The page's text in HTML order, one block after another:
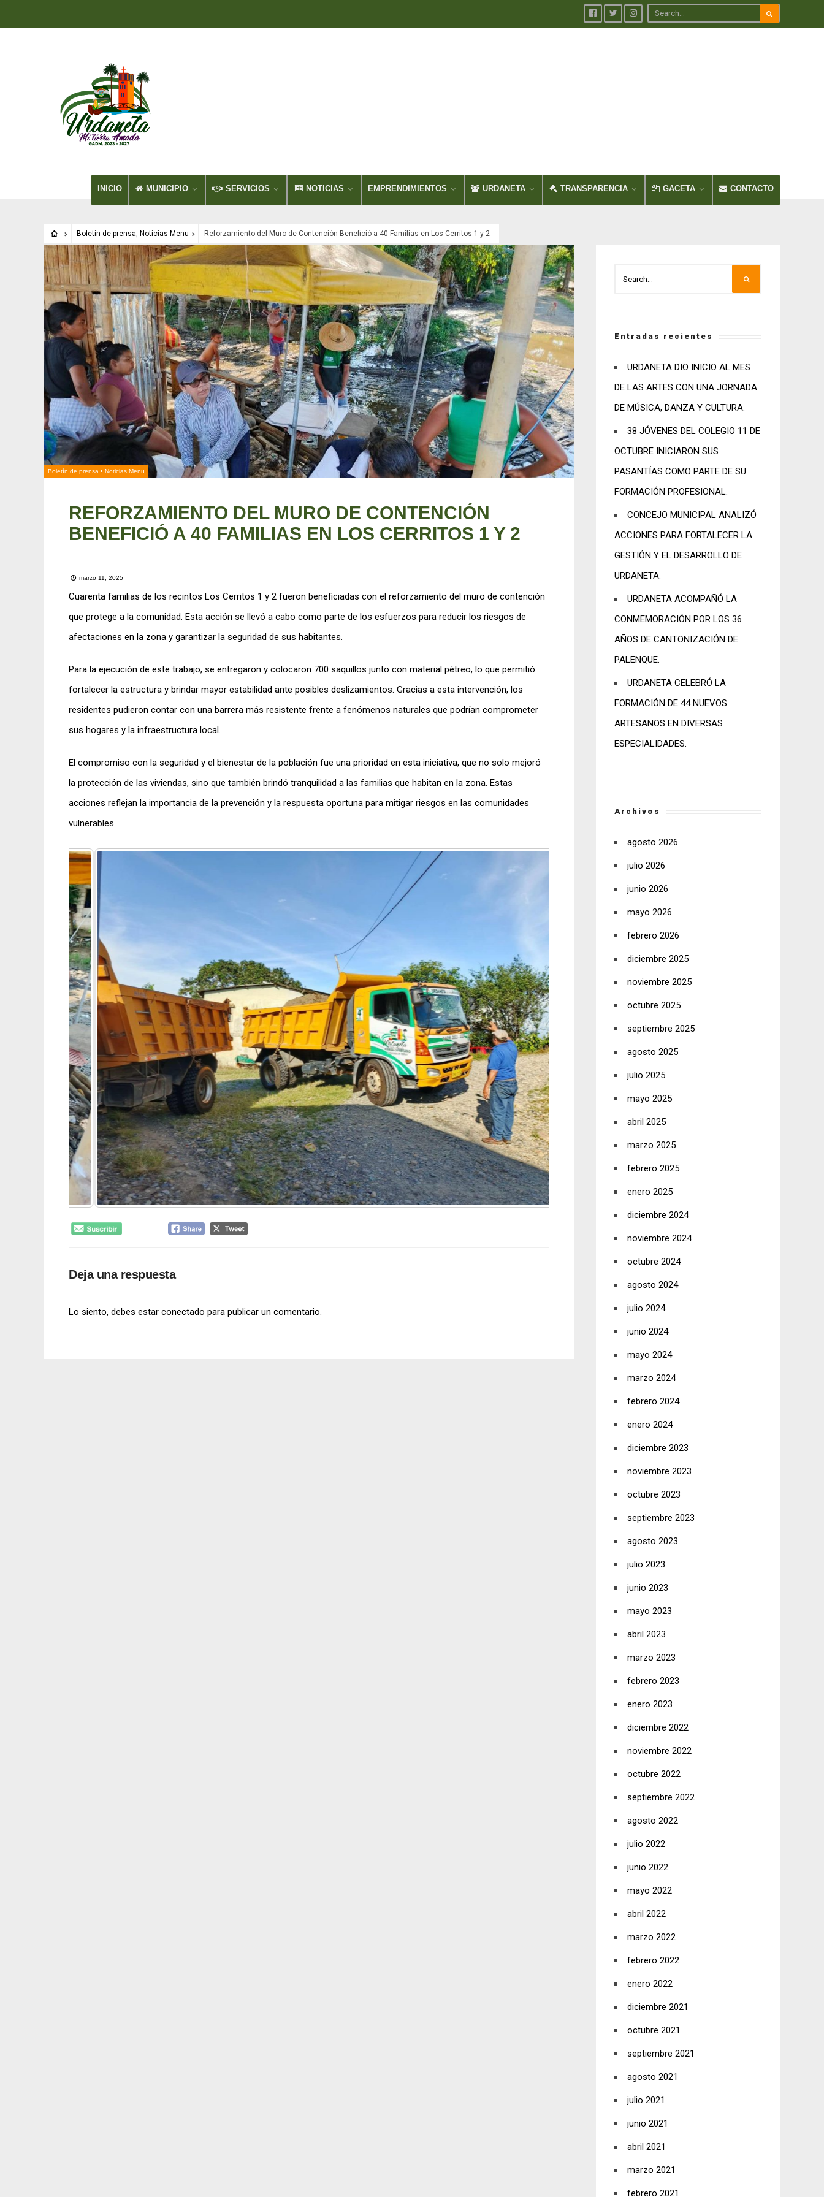
INICIO MUNICIPIO SERVICIOS NOTICIAS EMPRENDIMIENTOS URDANETA TRANSPARENCIA GACETA CONTACTO
Boletín de prensa, Noticias Menu Reforzamiento del Muro de Contención Benefició a 40 Familias en Los Cerritos 1 y 2
Boletín de prensa • Noticias Menu
REFORZAMIENTO DEL MURO DE CONTENCIÓN
BENEFICIÓ A 40 FAMILIAS EN LOS CERRITOS 1 Y 2
marzo 11, 2025
Cuarenta familias de los recintos Los Cerritos 1 y 2 fueron beneficiadas con el reforzamiento del muro de contención
que protege a la comunidad. Esta acción se llevó a cabo como parte de los esfuerzos para reducir los riesgos de
afectaciones en la zona y garantizar la seguridad de sus habitantes.
Para la ejecución de este trabajo, se entregaron y colocaron 700 saquillos junto con material pétreo, lo que permitió
fortalecer la estructura y brindar mayor estabilidad ante posibles deslizamientos. Gracias a esta intervención, los
residentes pudieron contar con una barrera más resistente frente a fenómenos naturales que podrían comprometer
sus hogares y la infraestructura local.
El compromiso con la seguridad y el bienestar de la población fue una prioridad en esta iniciativa, que no solo mejoró
la protección de las viviendas, sino que también brindó tranquilidad a las familias que habitan en la zona. Estas
acciones reflejan la importancia de la prevención y la respuesta oportuna para mitigar riesgos en las comunidades
vulnerables.
Deja una respuesta
Lo siento, debes estar conectado para publicar un comentario.
Entradas recientes
URDANETA DIO INICIO AL MES
DE LAS ARTES CON UNA JORNADA
DE MÚSICA, DANZA Y CULTURA.
38 JÓVENES DEL COLEGIO 11 DE
OCTUBRE INICIARON SUS
PASANTÍAS COMO PARTE DE SU
FORMACIÓN PROFESIONAL.
CONCEJO MUNICIPAL ANALIZÓ
ACCIONES PARA FORTALECER LA
GESTIÓN Y EL DESARROLLO DE
URDANETA.
URDANETA ACOMPAÑÓ LA
CONMEMORACIÓN POR LOS 36
AÑOS DE CANTONIZACIÓN DE
PALENQUE.
URDANETA CELEBRÓ LA
FORMACIÓN DE 44 NUEVOS
ARTESANOS EN DIVERSAS
ESPECIALIDADES.
Archivos
agosto 2026
julio 2026
junio 2026
mayo 2026
febrero 2026
diciembre 2025
noviembre 2025
octubre 2025
septiembre 2025
agosto 2025
julio 2025
mayo 2025
abril 2025
marzo 2025
febrero 2025
enero 2025
diciembre 2024
noviembre 2024
octubre 2024
agosto 2024
julio 2024
junio 2024
mayo 2024
marzo 2024
febrero 2024
enero 2024
diciembre 2023
noviembre 2023
octubre 2023
septiembre 2023
agosto 2023
julio 2023
junio 2023
mayo 2023
abril 2023
marzo 2023
febrero 2023
enero 2023
diciembre 2022
noviembre 2022
octubre 2022
septiembre 2022
agosto 2022
julio 2022
junio 2022
mayo 2022
abril 2022
marzo 2022
febrero 2022
enero 2022
diciembre 2021
octubre 2021
septiembre 2021
agosto 2021
julio 2021
junio 2021
abril 2021
marzo 2021
febrero 2021